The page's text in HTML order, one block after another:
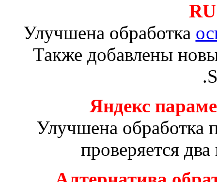
Улучшена обработка
Также добавлены
Яндекс
Улучшена обработка
проверяется